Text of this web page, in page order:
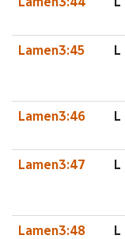
Lamen3:45 L
Lamen3:46 L
Lamen3:47 L
Lamen3:48 L